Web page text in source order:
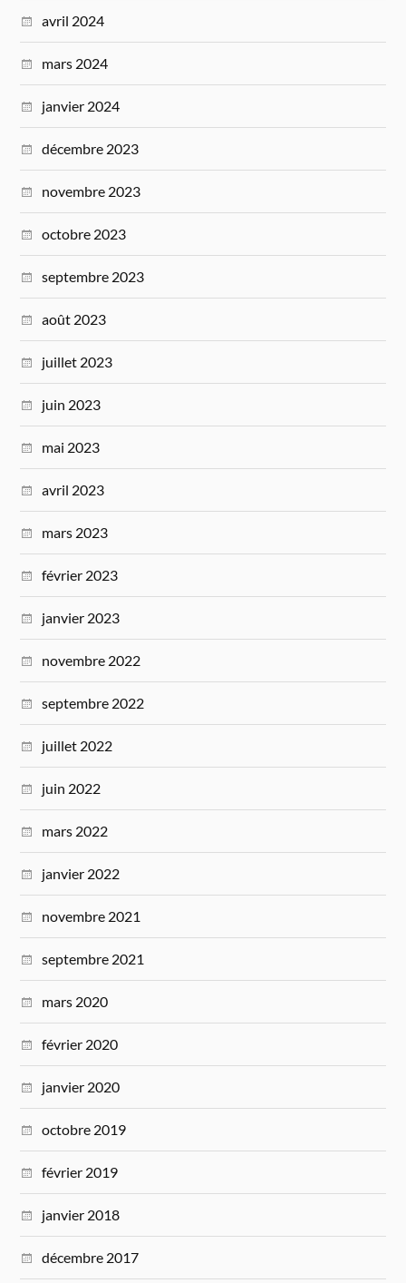
avril 2024
mars 2024
janvier 2024
décembre 2023
novembre 2023
octobre 2023
septembre 2023
août 2023
juillet 2023
juin 2023
mai 2023
avril 2023
mars 2023
février 2023
janvier 2023
novembre 2022
septembre 2022
juillet 2022
juin 2022
mars 2022
janvier 2022
novembre 2021
septembre 2021
mars 2020
février 2020
janvier 2020
octobre 2019
février 2019
janvier 2018
décembre 2017